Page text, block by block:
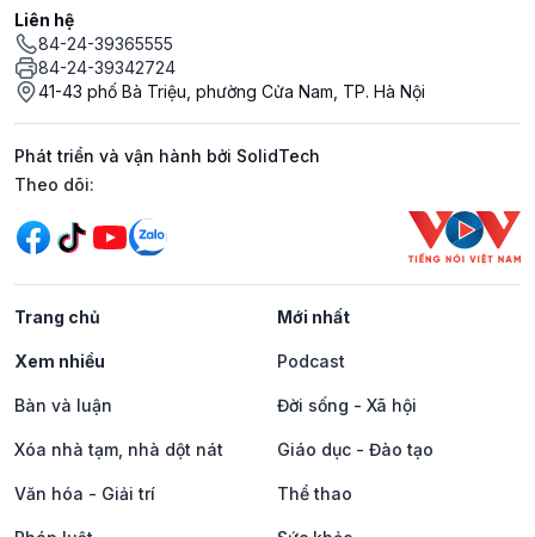
Liên hệ
84-24-39365555
84-24-39342724
41-43 phố Bà Triệu, phường Cửa Nam, TP. Hà Nội
Phát triển và vận hành bởi SolidTech
Mạng xã hội
Theo dõi:
Trang chủ Mới nhất
Xem nhiều Podcast
Bàn và luận Đời sống - Xã hội
Xóa nhà tạm, nhà dột nát Giáo dục - Đào tạo
Văn hóa - Giải trí Thể thao